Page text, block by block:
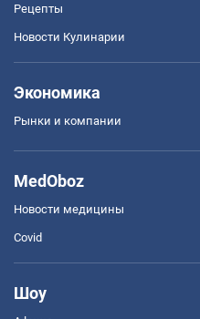
Рецепты
Новости Кулинарии
Экономика
Рынки и компании
MedOboz
Новости медицины
Covid
Шоу